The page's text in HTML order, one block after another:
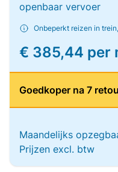
openbaar vervoer
Onbeperkt reizen in
€ 385,44 per
Goedkoper na 7
Maandelijks
Prijzen excl. btw